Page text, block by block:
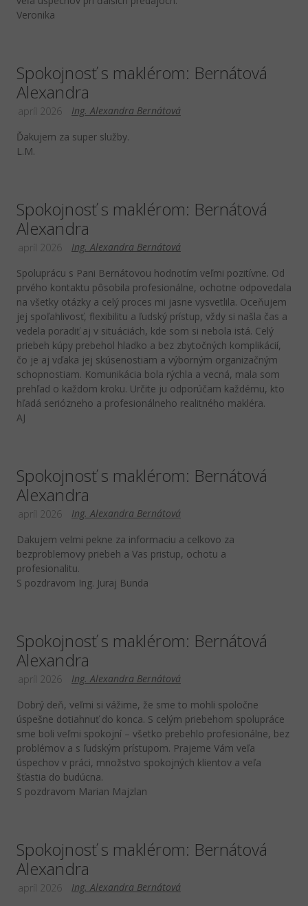
Veronika
Spokojnosť s maklérom: Bernátová
Alexandra
Ing. Alexandra Bernátová
apríl 2026
Ďakujem za super služby.
L.M.
Spokojnosť s maklérom: Bernátová
Alexandra
Ing. Alexandra Bernátová
apríl 2026
Spoluprácu s Pani Bernátovou hodnotím veľmi pozitívne. Od
prvého kontaktu pôsobila profesionálne, ochotne odpovedala
na všetky otázky a celý proces mi jasne vysvetlila. Oceňujem
jej spoľahlivosť, flexibilitu a ľudský prístup, vždy si našla čas a
vedela poradiť aj v situáciách, kde som si nebola istá. Celý
priebeh kúpy prebehol hladko a bez zbytočných komplikácií,
čo je aj vďaka jej skúsenostiam a výborným organizačným
schopnostiam. Komunikácia bola rýchla a vecná, mala som
prehľad o každom kroku. Určite ju odporúčam každému, kto
hľadá seriózneho a profesionálneho realitného makléra.
AJ
Spokojnosť s maklérom: Bernátová
Alexandra
Ing. Alexandra Bernátová
apríl 2026
Dakujem velmi pekne za informaciu a celkovo za
bezproblemovy priebeh a Vas pristup, ochotu a
profesionalitu.
S pozdravom Ing. Juraj Bunda
Spokojnosť s maklérom: Bernátová
Alexandra
Ing. Alexandra Bernátová
apríl 2026
Dobrý deň, veľmi si vážime, že sme to mohli spoločne
úspešne dotiahnuť do konca. S celým priebehom spolupráce
sme boli veľmi spokojní – všetko prebehlo profesionálne, bez
problémov a s ľudským prístupom. Prajeme Vám veľa
úspechov v práci, množstvo spokojných klientov a veľa
šťastia do budúcna.
S pozdravom Marian Majzlan
Spokojnosť s maklérom: Bernátová
Alexandra
Ing. Alexandra Bernátová
apríl 2026